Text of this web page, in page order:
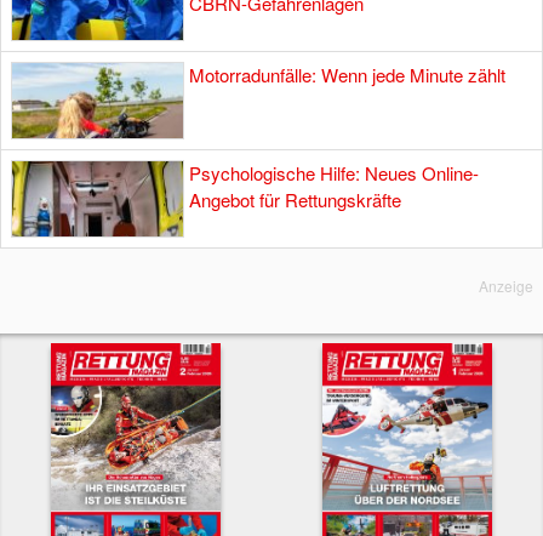
Motorradunfälle: Wenn jede Minute zählt
Psychologische Hilfe: Neues Online-
Angebot für Rettungskräfte
Anzeige